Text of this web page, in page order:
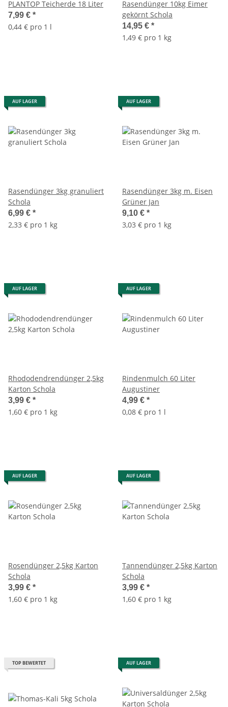
PLANTOP Teicherde 18 Liter
7,99 € *
0,44 € pro 1 l
Rasendünger 10kg Eimer
gekörnt Schola
14,95 € *
1,49 € pro 1 kg
AUF LAGER
Rasendünger 3kg granuliert
Schola
6,99 € *
2,33 € pro 1 kg
AUF LAGER
Rasendünger 3kg m. Eisen
Grüner Jan
9,10 € *
3,03 € pro 1 kg
AUF LAGER
Rhododendrendünger 2,5kg
Karton Schola
3,99 € *
1,60 € pro 1 kg
AUF LAGER
Rindenmulch 60 Liter
Augustiner
4,99 € *
0,08 € pro 1 l
AUF LAGER
Rosendünger 2,5kg Karton
Schola
3,99 € *
1,60 € pro 1 kg
AUF LAGER
Tannendünger 2,5kg Karton
Schola
3,99 € *
1,60 € pro 1 kg
TOP BEWERTET AUF LAGER